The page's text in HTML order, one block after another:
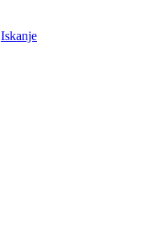
Iskanje